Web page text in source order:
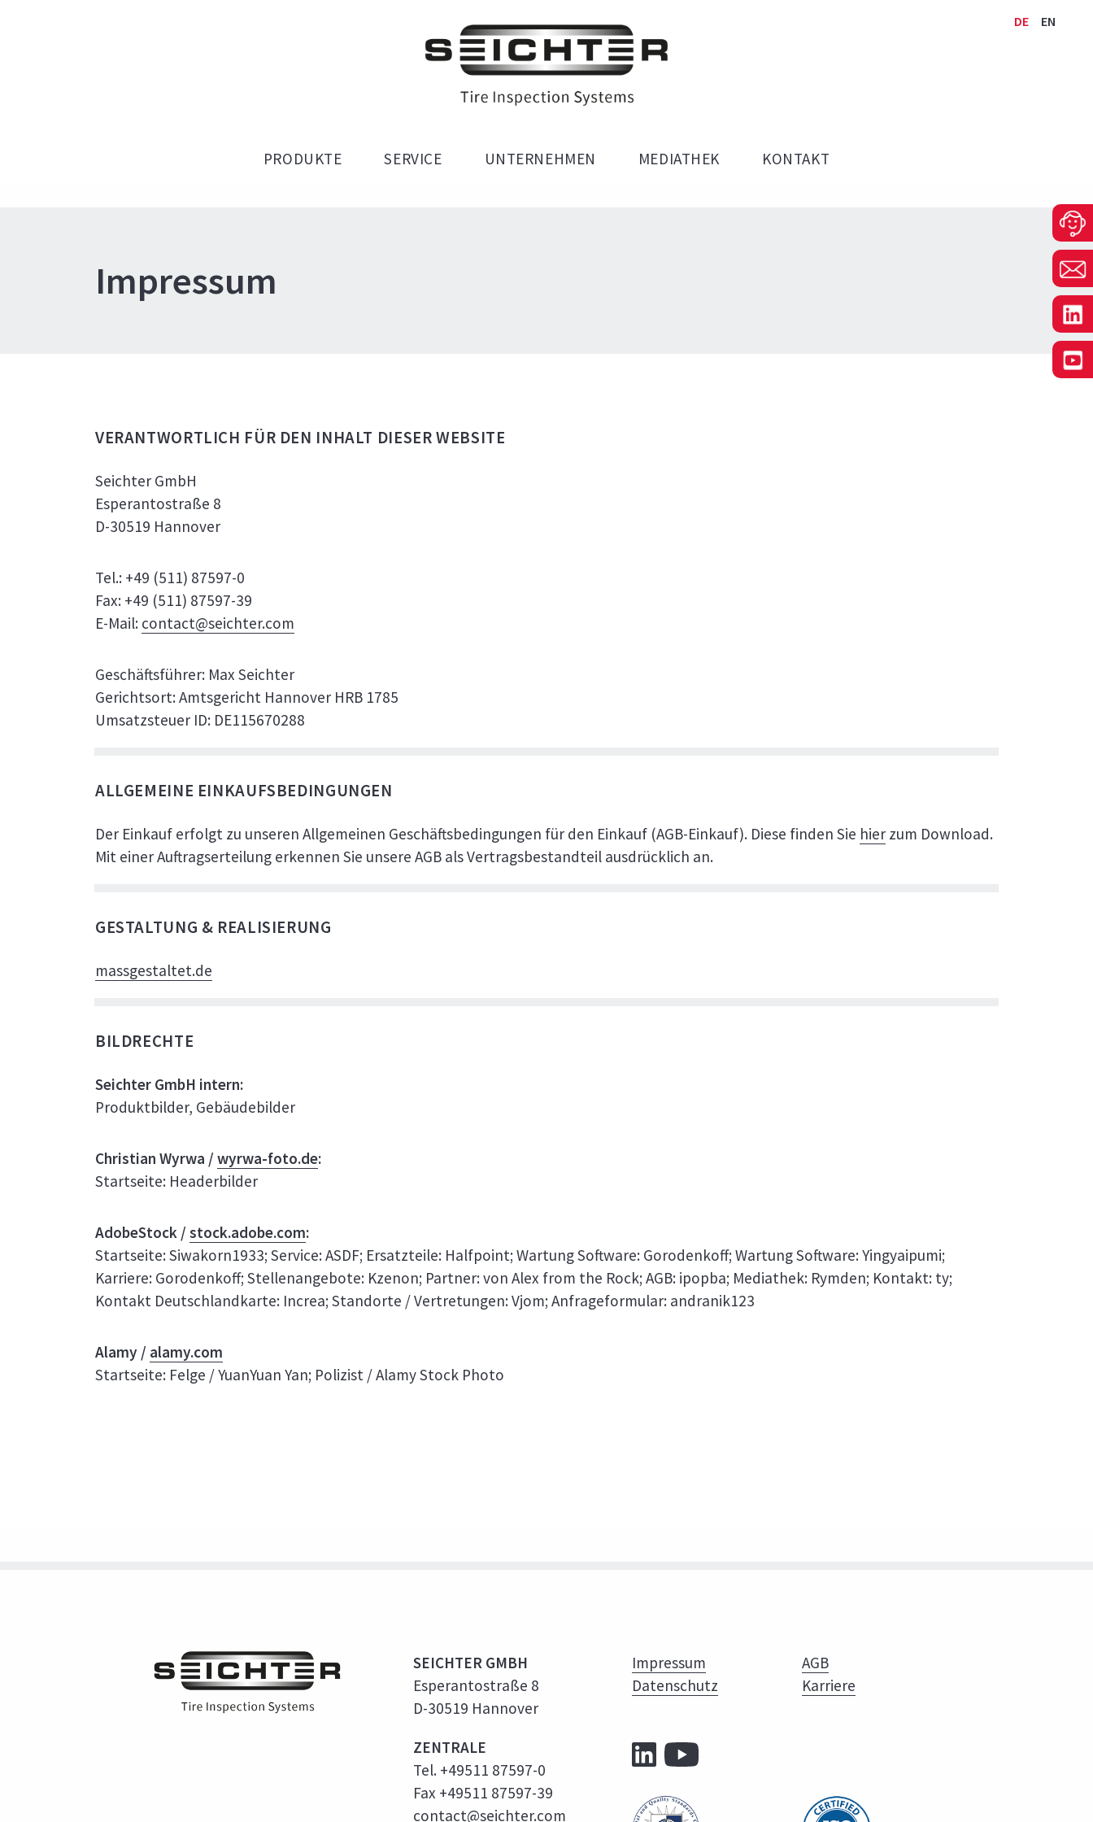
DE EN
PRODUKTE SERVICE UNTERNEHMEN MEDIATHEK KONTAKT
Impressum
VERANTWORTLICH FÜR DEN INHALT DIESER WEBSITE
Seichter GmbH
Esperantostraße 8
D-30519 Hannover
Tel.: +49 (511) 87597-0
Fax: +49 (511) 87597-39
E-Mail: contact@seichter.com
Geschäftsführer: Max Seichter
Gerichtsort: Amtsgericht Hannover HRB 1785
Umsatzsteuer ID: DE115670288
ALLGEMEINE EINKAUFSBEDINGUNGEN
Der Einkauf erfolgt zu unseren Allgemeinen Geschäftsbedingungen für den Einkauf (AGB-Einkauf). Diese finden Sie hier zum Download.
Mit einer Auftragserteilung erkennen Sie unsere AGB als Vertragsbestandteil ausdrücklich an.
GESTALTUNG & REALISIERUNG
massgestaltet.de
BILDRECHTE
Seichter GmbH intern:
Produktbilder, Gebäudebilder
Christian Wyrwa / wyrwa-foto.de:
Startseite: Headerbilder
AdobeStock / stock.adobe.com:
Startseite: Siwakorn1933; Service: ASDF; Ersatzteile: Halfpoint; Wartung Software: Gorodenkoff; Wartung Software: Yingyaipumi;
Karriere: Gorodenkoff; Stellenangebote: Kzenon; Partner: von Alex from the Rock; AGB: ipopba; Mediathek: Rymden; Kontakt: ty;
Kontakt Deutschlandkarte: Increa; Standorte / Vertretungen: Vjom; Anfrageformular: andranik123
Alamy / alamy.com
Startseite: Felge / YuanYuan Yan; Polizist / Alamy Stock Photo
SEICHTER GMBH
Esperantostraße 8
D-30519 Hannover
ZENTRALE
Tel. +49511 87597-0
Fax +49511 87597-39
contact@seichter.com
Impressum
Datenschutz
AGB
Karriere